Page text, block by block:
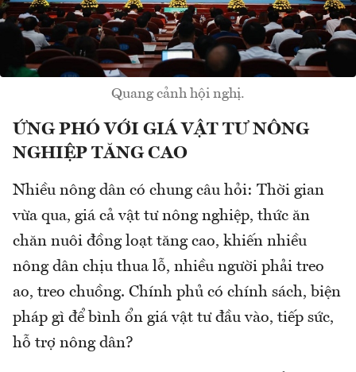
Quang cảnh hội nghị.
ỨNG PHÓ VỚI GIÁ VẬT TƯ NÔNG
NGHIỆP TĂNG CAO
Nhiều nông dân có chung câu hỏi: Thời gian
vừa qua, giá cả vật tư nông nghiệp, thức ăn
chăn nuôi đồng loạt tăng cao, khiến nhiều
nông dân chịu thua lỗ, nhiều người phải treo
ao, treo chuồng. Chính phủ có chính sách, biện
pháp gì để bình ổn giá vật tư đầu vào, tiếp sức,
hỗ trợ nông dân?